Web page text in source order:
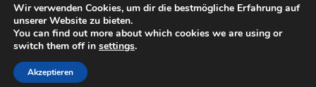
Systementwicklungsmethoden.
Mehr unterwww.digitale-doerfer.de
Wir verwenden Cookies, um dir die bestmögliche Erfahrung auf
unserer Website zu bieten.
You can find out more about which cookies we are using or
switch them off in settings.
Akzeptieren